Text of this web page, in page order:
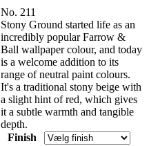
No. 211
Stony Ground started life as an
incredibly popular Farrow &
Ball wallpaper colour, and today
is a welcome addition to its
range of neutral paint colours.
It's a traditional stony beige with
a slight hint of red, which gives
it a subtle warmth and tangible
depth.
Finish